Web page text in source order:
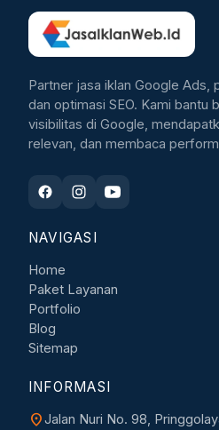
Partner jasa iklan Google Ads,
dan optimasi SEO. Kami bantu
visibilitas di Google,
relevan, dan membaca
NAVIGASI
Home
Paket Layanan
Portfolio
Blog
Sitemap
INFORMASI
location_onJalan Nuri No. 98,